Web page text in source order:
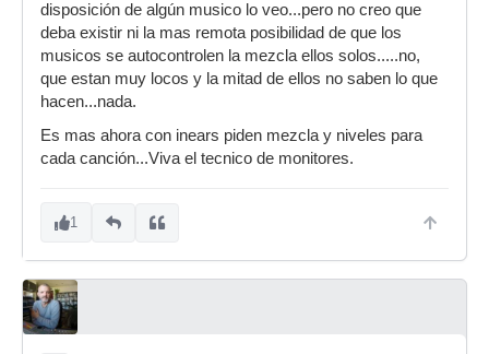
disposición de algún musico lo veo...pero no creo que
deba existir ni la mas remota posibilidad de que los
musicos se autocontrolen la mezcla ellos solos.....no,
que estan muy locos y la mitad de ellos no saben lo que
hacen...nada.
Es mas ahora con inears piden mezcla y niveles para
cada canción...Viva el tecnico de monitores.
1